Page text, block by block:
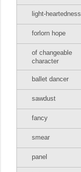
light-heartedness
forlorn hope
of changeable
character
ballet dancer
sawdust
fancy
smear
panel